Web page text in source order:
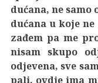
dućana, ne
dućana u koje
zađem pa me
nisam skupo
odjevena, sve
pali, ovdje ima